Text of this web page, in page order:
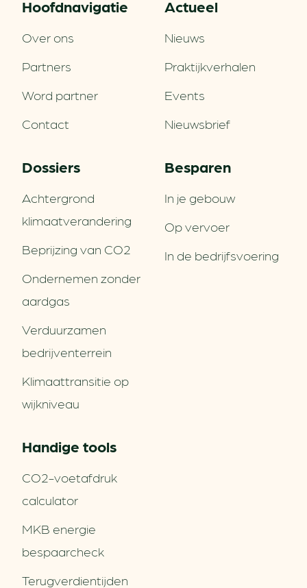
Hoofd­navigatie
Over ons
Partners
Word partner
Contact
Actueel
Nieuws
Praktijkverhalen
Events
Nieuwsbrief
Dossiers
Achtergrond
klimaatverandering
Beprijzing van CO2
Ondernemen zonder
aardgas
Verduurzamen
bedrijventerrein
Klimaattransitie op
wijkniveau
Besparen
In je gebouw
Op vervoer
In de bedrijfsvoering
Handige tools
CO2-voetafdruk
calculator
MKB energie
bespaarcheck
Terugverdien­tijden